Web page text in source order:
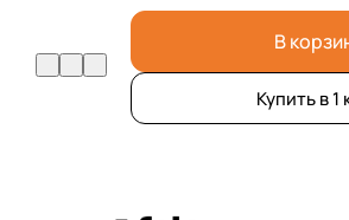
В
Купить в 1